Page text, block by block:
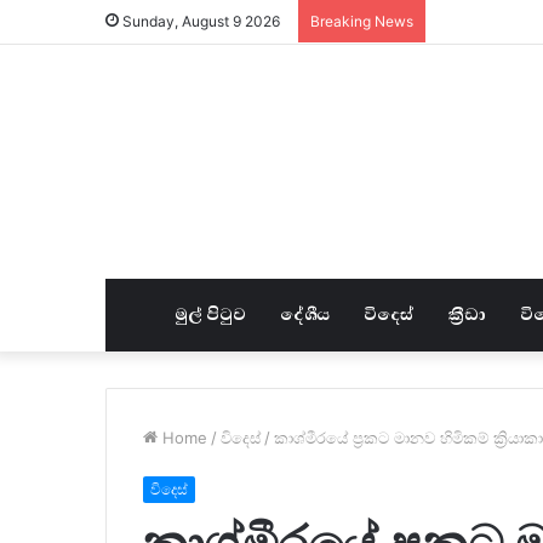
Sunday, August 9 2026 Breaking News
මුල් පිටුව දේශීය විදෙස් ක්‍රීඩා
Home / විදෙස් / කාශ්මීරයේ ප්‍රකට මානව හිමිකම්
විදෙස්